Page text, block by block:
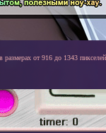
размерах от 916 до 1343